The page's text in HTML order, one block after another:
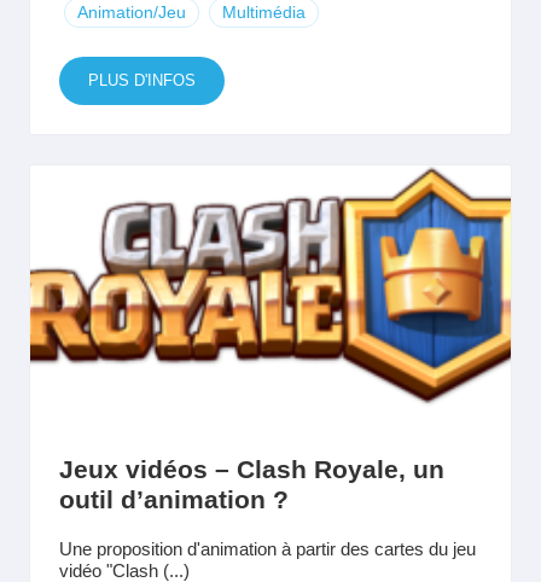
Animation/Jeu Multimédia
PLUS D'INFOS
Jeux vidéos – Clash Royale, un
outil d’animation ?
Une proposition d'animation à partir des cartes du jeu
vidéo "Clash (...)